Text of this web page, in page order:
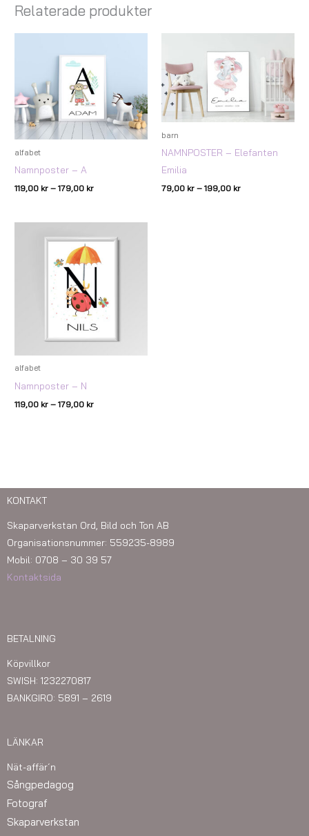
Relaterade produkter
alfabet
Namnposter – A
119,00 kr – 179,00 kr
barn
NAMNPOSTER – Elefanten
Emilia
79,00 kr – 199,00 kr
199,00 kr
alfabet
Namnposter – N
119,00 kr – 179,00 kr
119,00 kr
till
179,00 kr
KONTAKT
Skaparverkstan Ord, Bild och Ton AB
Organisationsnummer: 559235-8989
Mobil: 0708 – 30 39 57
Kontaktsida
BETALNING
Köpvillkor
SWISH: 1232270817
BANKGIRO: 5891 – 2619
LÄNKAR
Nät-affär´n
Sångpedagog
Fotograf
Skaparverkstan